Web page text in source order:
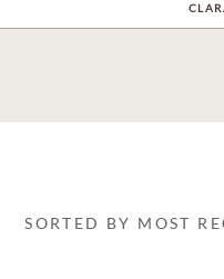
SORTED BY MOST